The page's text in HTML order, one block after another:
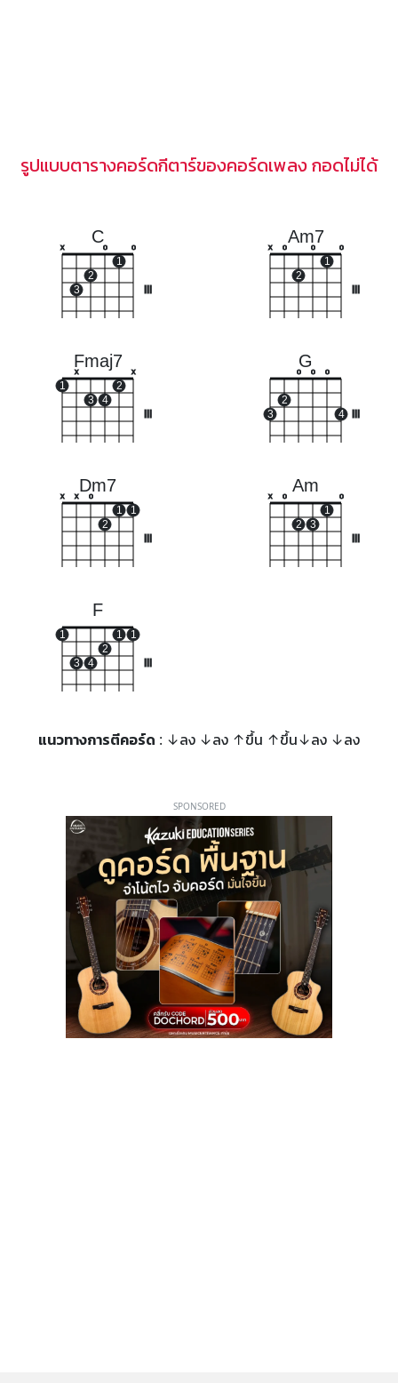
รูปแบบตารางคอร์ดกีตาร์ของคอร์ดเพลง กอดไม่ได้
C
x
3
2
o
1
o
Am7
x o
2
o
1
o
Fmaj7
1
x
3 4
2
x
G
3
2
o o o
4
Dm7
x x o
2
1 1
Am
x o
2 3
1
o
F
1
3 4
2
1 1
แนวทางการตีคอร์ด : ↓ลง ↓ลง ↑ขึ้น ↑ขึ้น↓ลง ↓ลง
SPONSORED